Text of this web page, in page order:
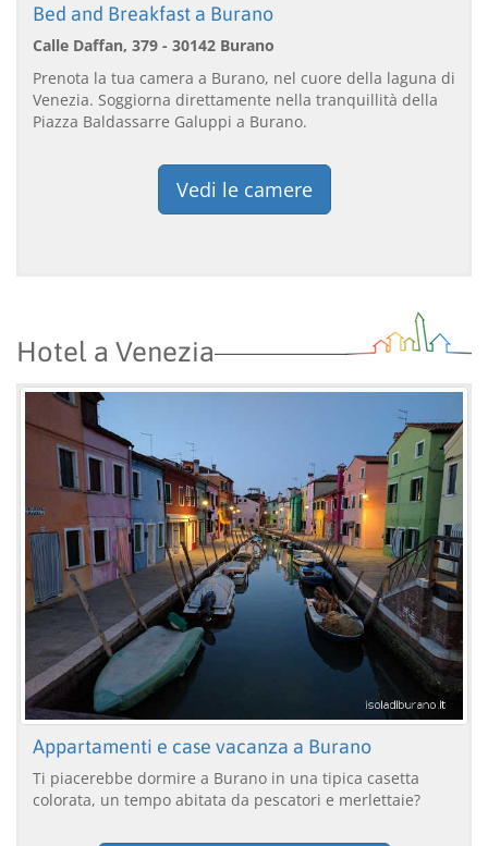
Bed and Breakfast a Burano
Calle Daffan, 379 - 30142 Burano
Prenota la tua camera a Burano, nel cuore della laguna di
Venezia. Soggiorna direttamente nella tranquillità della
Piazza Baldassarre Galuppi a Burano.
Vedi le camere
Hotel a Venezia
Appartamenti e case vacanza a Burano
Ti piacerebbe dormire a Burano in una tipica casetta
colorata, un tempo abitata da pescatori e merlettaie?